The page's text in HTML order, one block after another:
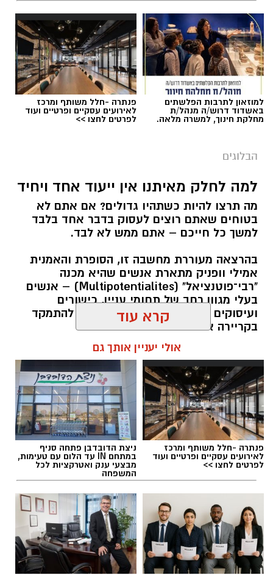
למוזאון לתרבות הפלשתים
באשדוד דרוש/ה מנהל/ת
מחלקת חינוך, למשרה מלאה.
פנתרה -חלל משותף ומרכז
לאירועים עסקיים ופרטיים ועוד
לפרטים לחצו >>
הבלוגים
למה לחלק מאיתנו אין ייעוד אחד ויחיד
מה תרצו להיות כשתהיו גדולים? אם אתם לא
בטוחים שאתם רוצים לעסוק בדבר אחד בלבד
למשך כל חייכם – אתם ממש לא לבד.
בהרצאה מעוררת מחשבה זו, הסופרת והאמנית
אמילי וופניק מתארת אנשים שהיא מכנה
"רבי־פוטנציאל" (Multipotentialites) – אנשים
בעלי מגוון רחב של תחומי עניין, כישורים
ועיסוקים שונים לאורך חייהם, במקום להתמקד
בקריירה אחת בלבד.
האם גם אתם כאלה?
להאזנה לתוכן:
אלדה נתנאל / 09:20 07.08.26
תגים:ייעוד
קרא עוד
אולי יעניין אותך גם
פנתרה -חלל משותף ומרכז
לאירועים עסקיים ופרטיים ועוד
לפרטים לחצו >>
ניצת הדובדבן פתחה סניף
במתחם IN עד הלום עם טעימות,
מבצעי ענק ואטרקציות לכל
המשפחה